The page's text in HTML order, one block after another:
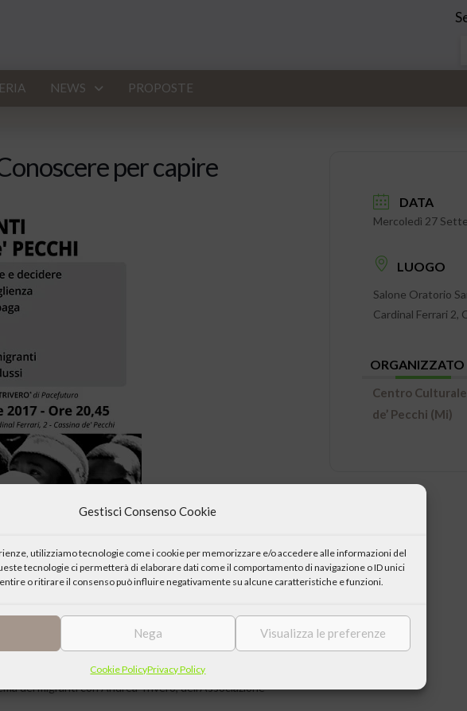
Gestisci Consenso Cookie
utilizziamo tecnologie come i cookie per memorizzare e/o accedere alle informazioni del
tecnologie ci permetterà di elaborare dati come il comportamento di navigazione o ID unici
o ritirare il consenso può influire negativamente su alcune caratteristiche e funzioni.
Nega Visualizza le preferenze
Cookie PolicyPrivacy Policy
NEWS PROPOSTE
per capire
dei migranti con Andrea Triverò, dell’Associazione
DATA
Mercoledì 27
LUOGO
Salone Oratorio
Cardinal Ferrari 2,
ORGANIZZATO
Centro Culturale
de’ Pecchi (Mi)